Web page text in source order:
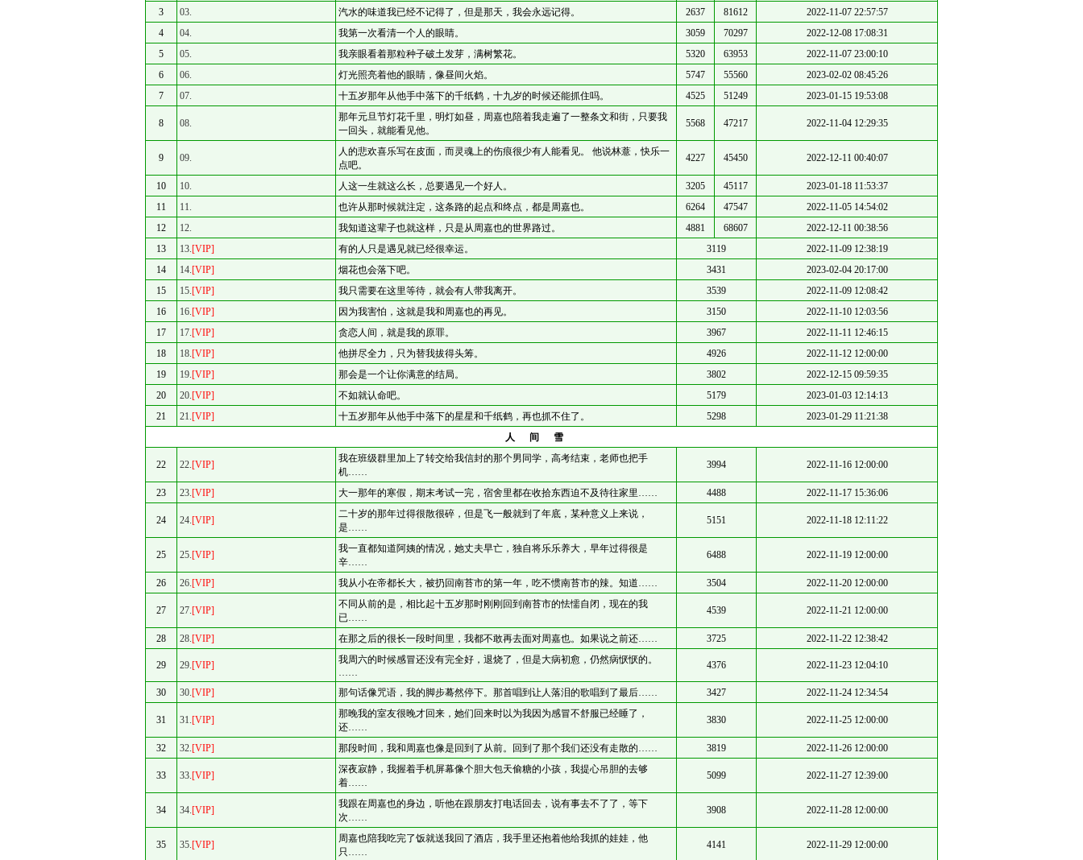
3
03. 汽水的味道我已经不记得了，但是那天，我会永远记得。 2637 81612
2022-11-07 22:57:57
4
04. 我第一次看清一个人的眼睛。 3059 70297
2022-12-08 17:08:31
5
05. 我亲眼看着那粒种子破土发芽，满树繁花。 5320 63953
2022-11-07 23:00:10
6
06. 灯光照亮着他的眼睛，像昼间火焰。 5747 55560
2023-02-02 08:45:26
7
07. 十五岁那年从他手中落下的千纸鹤，十九岁的时候还能抓住吗。 4525 51249 2023-01-15 19:53:08
8 08.
那年元旦节灯花千里，明灯如昼，周嘉也陪着我走遍了一整条文和街，只要我
一回头，就能看见他。
5568 47217 2022-11-04 12:29:35
9 09.
人的悲欢喜乐写在皮面，而灵魂上的伤痕很少有人能看见。 他说林薏，快乐一
点吧。
4227 45450 2022-12-11 00:40:07
10 10. 人这一生就这么长，总要遇见一个好人。 3205 45117
2023-01-18 11:53:37
11
11. 也许从那时候就注定，这条路的起点和终点，都是周嘉也。 6264 47547
2022-11-05 14:54:02
12
12. 我知道这辈子也就这样，只是从周嘉也的世界路过。 4881 68607
2022-12-11 00:38:56
13
13.[VIP] 有的人只是遇见就已经很幸运。 3119
2022-11-09 12:38:19
14
14.[VIP] 烟花也会落下吧。 3431
2023-02-04 20:17:00
15
15.[VIP] 我只需要在这里等待，就会有人带我离开。 3539
2022-11-09 12:08:42
16
16.[VIP] 因为我害怕，这就是我和周嘉也的再见。 3150
2022-11-10 12:03:56
17
17.[VIP] 贪恋人间，就是我的原罪。 3967
2022-11-11 12:46:15
18
18.[VIP] 他拼尽全力，只为替我拔得头筹。 4926
2022-11-12 12:00:00
19
19.[VIP] 那会是一个让你满意的结局。 3802
2022-12-15 09:59:35
20
20.[VIP] 不如就认命吧。 5179
2023-01-03 12:14:13
21
21.[VIP] 十五岁那年从他手中落下的星星和千纸鹤，再也抓不住了。 5298
2023-01-29 11:21:38
人间雪
22 22.[VIP]
我在班级群里加上了转交给我信封的那个男同学，高考结束，老师也把手
机……
3994 2022-11-16 12:00:00
23 23.[VIP] 大一那年的寒假，期末考试一完，宿舍里都在收拾东西迫不及待往家里…… 4488 2022-11-17 15:36:06
24 24.[VIP]
二十岁的那年过得很散很碎，但是飞一般就到了年底，某种意义上来说，
是……
5151 2022-11-18 12:11:22
25 25.[VIP]
我一直都知道阿姨的情况，她丈夫早亡，独自将乐乐养大，早年过得很是
辛……
6488 2022-11-19 12:00:00
26 26.[VIP] 我从小在帝都长大，被扔回南苔市的第一年，吃不惯南苔市的辣。知道…… 3504 2022-11-20 12:00:00
27 27.[VIP]
不同从前的是，相比起十五岁那时刚刚回到南苔市的怯懦自闭，现在的我
已……
4539 2022-11-21 12:00:00
28 28.[VIP] 在那之后的很长一段时间里，我都不敢再去面对周嘉也。如果说之前还…… 3725 2022-11-22 12:38:42
29 29.[VIP]
我周六的时候感冒还没有完全好，退烧了，但是大病初愈，仍然病恹恹的。
……
4376 2022-11-23 12:04:10
30 30.[VIP] 那句话像咒语，我的脚步蓦然停下。那首唱到让人落泪的歌唱到了最后…… 3427 2022-11-24 12:34:54
31 31.[VIP]
那晚我的室友很晚才回来，她们回来时以为我因为感冒不舒服已经睡了，
还……
3830 2022-11-25 12:00:00
32 32.[VIP] 那段时间，我和周嘉也像是回到了从前。回到了那个我们还没有走散的…… 3819 2022-11-26 12:00:00
33 33.[VIP]
深夜寂静，我握着手机屏幕像个胆大包天偷糖的小孩，我提心吊胆的去够
着……
5099 2022-11-27 12:39:00
34 34.[VIP]
我跟在周嘉也的身边，听他在跟朋友打电话回去，说有事去不了了，等下
次……
3908 2022-11-28 12:00:00
35 35.[VIP]
周嘉也陪我吃完了饭就送我回了酒店，我手里还抱着他给我抓的娃娃，他
只……
4141 2022-11-29 12:00:00